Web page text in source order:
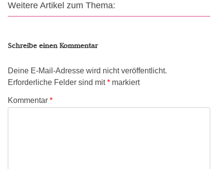
Weitere Artikel zum Thema:
Schreibe einen Kommentar
Deine E-Mail-Adresse wird nicht veröffentlicht.
Erforderliche Felder sind mit* markiert
Kommentar *